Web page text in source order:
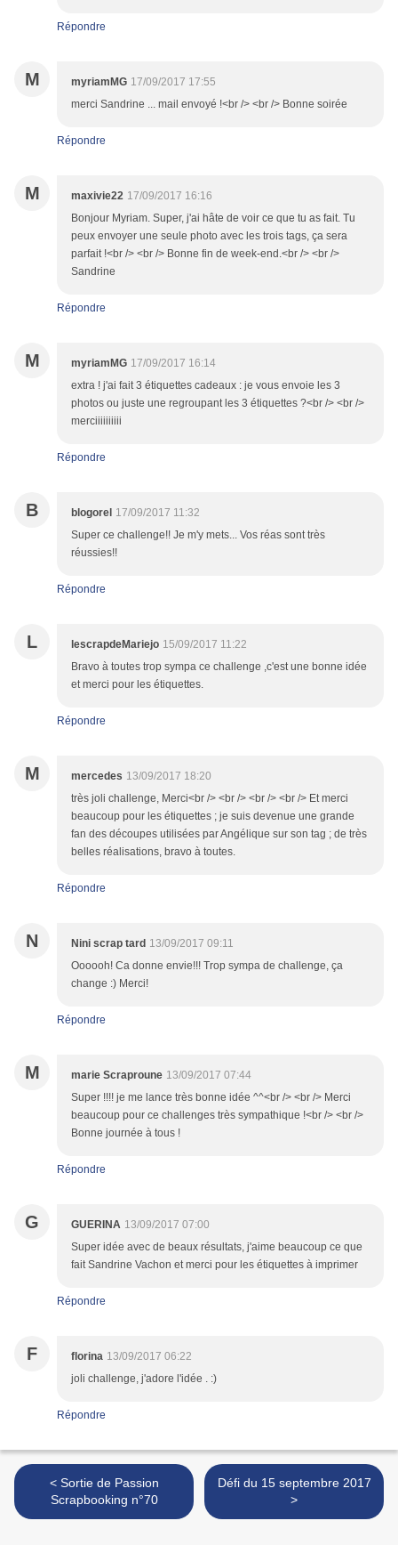
Répondre
M myriamMG 17/09/2017 17:55
merci Sandrine ... mail envoyé !<br /> <br /> Bonne soirée
Répondre
M maxivie22 17/09/2017 16:16
Bonjour Myriam. Super, j'ai hâte de voir ce que tu as fait. Tu
peux envoyer une seule photo avec les trois tags, ça sera
parfait !<br /> <br /> Bonne fin de week-end.<br /> <br />
Sandrine
Répondre
M myriamMG 17/09/2017 16:14
extra ! j'ai fait 3 étiquettes cadeaux : je vous envoie les 3
photos ou juste une regroupant les 3 étiquettes ?<br /> <br />
merciiiiiiiiii
Répondre
B blogorel 17/09/2017 11:32
Super ce challenge!! Je m'y mets... Vos réas sont très
réussies!!
Répondre
L lescrapdeMariejo 15/09/2017 11:22
Bravo à toutes trop sympa ce challenge ,c'est une bonne idée
et merci pour les étiquettes.
Répondre
M mercedes 13/09/2017 18:20
très joli challenge, Merci<br /> <br /> <br /> <br /> Et merci
beaucoup pour les étiquettes ; je suis devenue une grande
fan des découpes utilisées par Angélique sur son tag ; de très
belles réalisations, bravo à toutes.
Répondre
N Nini scrap tard 13/09/2017 09:11
Oooooh! Ca donne envie!!! Trop sympa de challenge, ça
change :) Merci!
Répondre
M marie Scraproune 13/09/2017 07:44
Super !!!! je me lance très bonne idée ^^<br /> <br /> Merci
beaucoup pour ce challenges très sympathique !<br /> <br />
Bonne journée à tous !
Répondre
G GUERINA 13/09/2017 07:00
Super idée avec de beaux résultats, j'aime beaucoup ce que
fait Sandrine Vachon et merci pour les étiquettes à imprimer
Répondre
F florina 13/09/2017 06:22
joli challenge, j'adore l'idée . :)
Répondre
< Sortie de Passion
Scrapbooking n°70
Défi du 15 septembre 2017
>